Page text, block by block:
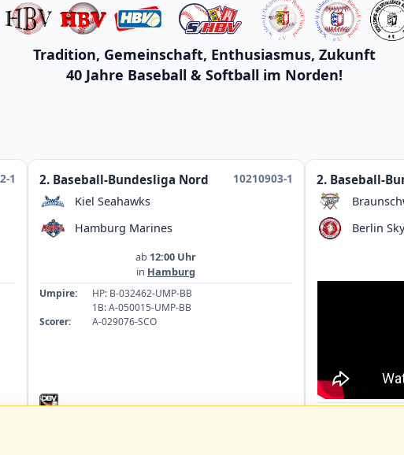
Tradition, Gemeinschaft, Enthusiasmus, Zukunft
40 Jahre Baseball & Softball im Norden!
1
2. Baseball-Bundesliga Nord
10210903-1
Kiel Seahawks
Hamburg Marines
ab 12:00 Uhr
in Hamburg
Umpire:
HP: B-032462-UMP-BB
1B: A-050015-UMP-BB
Scorer:
A-029076-SCO
2. Baseball-
Berlin
1B: A-
HP:
B-